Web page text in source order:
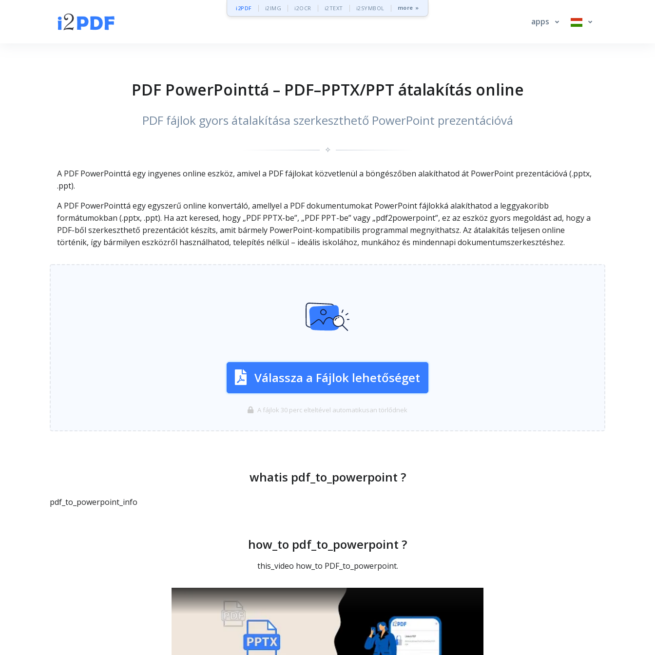
i2PDF i2IMG i2OCR i2TEXT i2SYMBOL more »
apps
PDF PowerPointtá – PDF–PPTX/PPT átalakítás online
PDF fájlok gyors átalakítása szerkeszthető PowerPoint prezentációvá
✧
A PDF PowerPointtá egy ingyenes online eszköz, amivel a PDF fájlokat közvetlenül a böngészőben alakíthatod át PowerPoint prezentációvá (.pptx,
.ppt).
A PDF PowerPointtá egy egyszerű online konvertáló, amellyel a PDF dokumentumokat PowerPoint fájlokká alakíthatod a leggyakoribb
formátumokban (.pptx, .ppt). Ha azt keresed, hogy „PDF PPTX-be”, „PDF PPT-be” vagy „pdf2powerpoint”, ez az eszköz gyors megoldást ad, hogy a
PDF-ből szerkeszthető prezentációt készíts, amit bármely PowerPoint-kompatibilis programmal megnyithatsz. Az átalakítás teljesen online
történik, így bármilyen eszközről használhatod, telepítés nélkül – ideális iskolához, munkához és mindennapi dokumentumszerkesztéshez.
Válassza a Fájlok lehetőséget
A fájlok 30 perc elteltével automatikusan törlődnek
whatis pdf_to_powerpoint ?
pdf_to_powerpoint_info
how_to pdf_to_powerpoint ?
this_video how_to PDF_to_powerpoint.